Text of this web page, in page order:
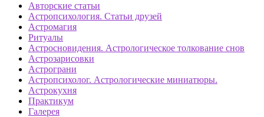
Авторские статьи
Астропсихология. Статьи друзей
Астромагия
Ритуалы
Астросновидения. Астрологическое толкование снов
Астрозарисовки
Астрограни
Астропсихолог. Астрологические миниатюры.
Астрокухня
Практикум
Галерея